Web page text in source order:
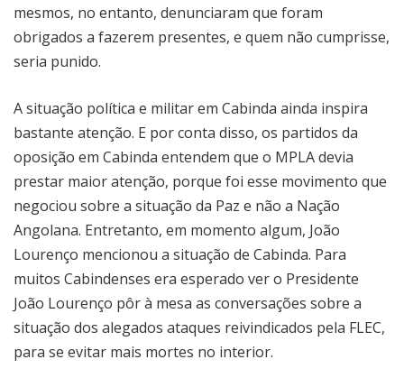
mesmos, no entanto, denunciaram que foram
obrigados a fazerem presentes, e quem não cumprisse,
seria punido.
A situação política e militar em Cabinda ainda inspira
bastante atenção. E por conta disso, os partidos da
oposição em Cabinda entendem que o MPLA devia
prestar maior atenção, porque foi esse movimento que
negociou sobre a situação da Paz e não a Nação
Angolana. Entretanto, em momento algum, João
Lourenço mencionou a situação de Cabinda. Para
muitos Cabindenses era esperado ver o Presidente
João Lourenço pôr à mesa as conversações sobre a
situação dos alegados ataques reivindicados pela FLEC,
para se evitar mais mortes no interior.